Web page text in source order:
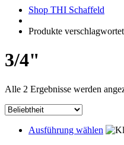
Shop THI Schaffeld
Produkte
3/4"
Alle 2 Ergebnisse werden
Ausführung wählen